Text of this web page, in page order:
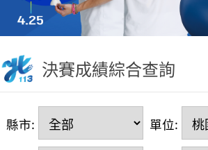
決賽成績綜合查詢
縣市: 單位: